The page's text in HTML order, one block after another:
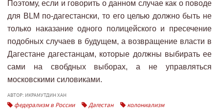
Поэтому, если и говорить о данном случае как о поводе
для BLM по-дагестански, то его целью должно быть не
только наказание одного полицейского и пресечение
подобных случаев в будущем, а возвращение власти в
Дагестане дагестанцам, которые должны выбирать ее
сами на свобдных выборах, а не управляться
московскими силовиками.
АВТОР: ИКРАМУТДИН ХАН
федерализм в России Дагестан колониализм